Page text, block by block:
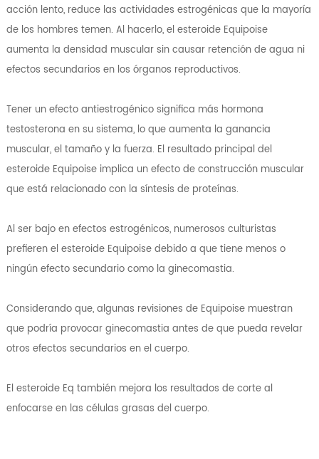
acción lento, reduce las actividades estrogénicas que la mayoría
de los hombres temen. Al hacerlo, el esteroide Equipoise
aumenta la densidad muscular sin causar retención de agua ni
efectos secundarios en los órganos reproductivos.
Tener un efecto antiestrogénico significa más hormona
testosterona en su sistema, lo que aumenta la ganancia
muscular, el tamaño y la fuerza. El resultado principal del
esteroide Equipoise implica un efecto de construcción muscular
que está relacionado con la síntesis de proteínas.
Al ser bajo en efectos estrogénicos, numerosos culturistas
prefieren el esteroide Equipoise debido a que tiene menos o
ningún efecto secundario como la ginecomastia.
Considerando que, algunas revisiones de Equipoise muestran
que podría provocar ginecomastia antes de que pueda revelar
otros efectos secundarios en el cuerpo.
El esteroide Eq también mejora los resultados de corte al
enfocarse en las células grasas del cuerpo.